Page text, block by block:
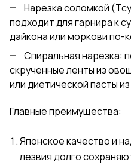
Нарезка соломкой
подходит для гарнира к
дайкона или моркови по-
Спиральная нарезка:
скрученные ленты из
или диетической пасты
Главные преимущества:
Японское качество и
лезвия долго